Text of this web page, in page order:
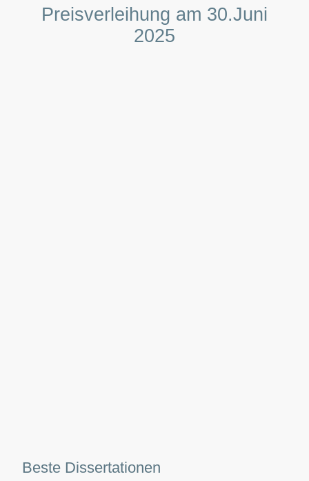
Preisverleihung am 30.Juni
2025
Beste Dissertationen